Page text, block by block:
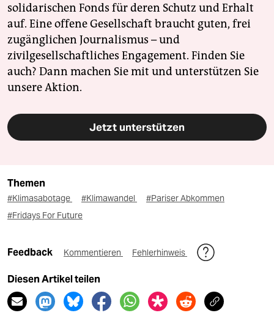
solidarischen Fonds für deren Schutz und Erhalt
auf. Eine offene Gesellschaft braucht guten, frei
zugänglichen Journalismus – und
zivilgesellschaftliches Engagement. Finden Sie
auch? Dann machen Sie mit und unterstützen Sie
unsere Aktion.
Jetzt unterstützen
Themen
#Klimasabotage #Klimawandel
#Pariser Abkommen
#Fridays For Future
Feedback Kommentieren Fehlerhinweis
Diesen Artikel teilen